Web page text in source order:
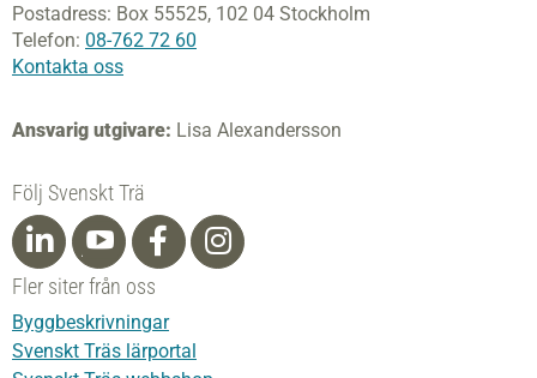
Postadress: Box 55525, 102 04 Stockholm
Telefon: 08-762 72 60
Kontakta oss
Ansvarig utgivare: Lisa Alexandersson
Följ Svenskt Trä
Fler siter från oss
Byggbeskrivningar
Svenskt Träs lärportal